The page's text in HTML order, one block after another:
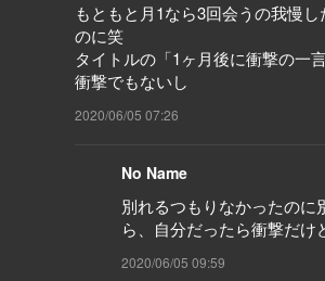
もともと月1なら3回会うの我慢
のに笑
タイトルの「1ヶ月後に衝撃の一
衝撃でもないし
2020/06/05 07:26
No Name
別れるつもりなかったのに
ら、自分だったら衝撃だけ
2020/06/05 09:59